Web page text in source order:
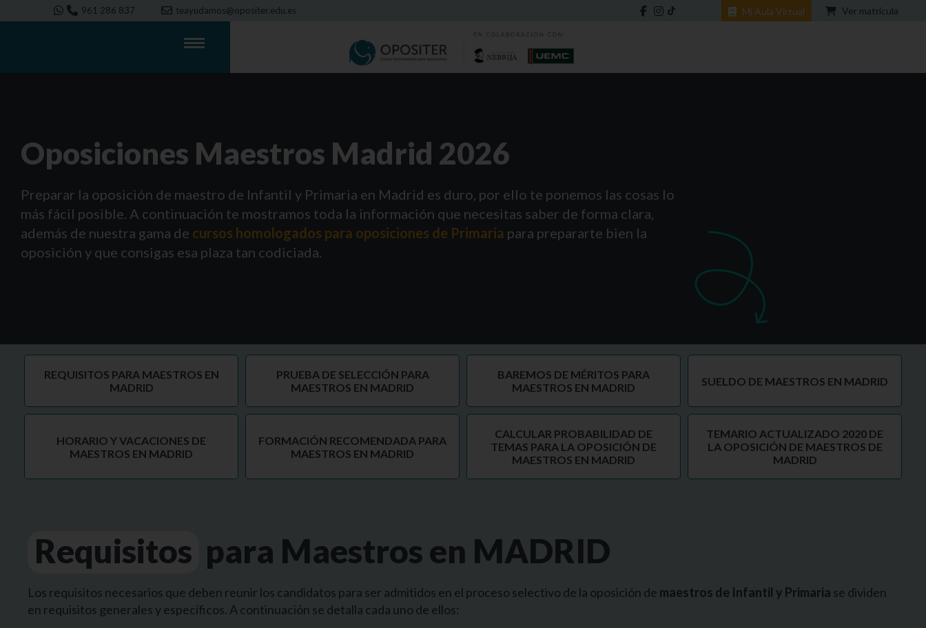
961 286 837 teayudamos@opositer.edu.es Mi Aula Virtual Ver matrícula
Oposiciones Maestros Madrid 2026
Preparar la oposición de maestro de Infantil y Primaria en Madrid es duro, por ello te ponemos las cosas lo
más fácil posible. A continuación te mostramos toda la información que necesitas saber de forma clara,
además de nuestra gama de cursos homologados para oposiciones de Primaria para prepararte bien la
oposición y que consigas esa plaza tan codiciada.
REQUISITOS PARA MAESTROS EN
MADRID
PRUEBA DE SELECCIÓN PARA
MAESTROS EN MADRID
BAREMOS DE MÉRITOS PARA
MAESTROS EN MADRID
SUELDO DE MAESTROS EN MADRID
HORARIO Y VACACIONES DE
MAESTROS EN MADRID
FORMACIÓN RECOMENDADA PARA
MAESTROS EN MADRID
CALCULAR PROBABILIDAD DE
TEMAS PARA LA OPOSICIÓN DE
MAESTROS EN MADRID
TEMARIO ACTUALIZADO 2020 DE
LA OPOSICIÓN DE MAESTROS DE
MADRID
Requisitos para Maestros en MADRID
Los requisitos necesarios que deben reunir los candidatos para ser admitidos en el proceso selectivo de la oposición de maestros de Infantil y Primaria se dividen
en requisitos generales y específicos. A continuación se detalla cada uno de ellos: